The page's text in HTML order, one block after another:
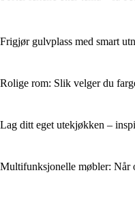
Frigjør gulvplass med smart
Rolige rom: Slik velger du
Lag ditt eget utekjøkken –
Multifunksjonelle møbler: Når